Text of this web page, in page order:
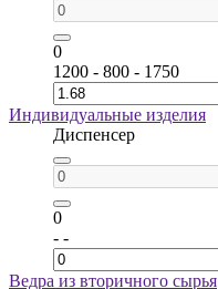
0
1200 - 800 - 1750
Индивидуальные изделия
Диспенсер
0
- -
Ведра из вторичного сырья